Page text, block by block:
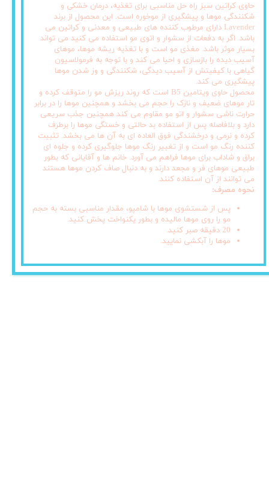
حاوی کراتین سبز راه حل مناسبی برای تغذیه، درمان خشکی و
شکنندگی موها و پیشگیری از موخوره است. این محصول از برند
Lavender دارای مرطوب کننده های طبیعی و معدنی و کراتین می
باشد. اگر به دفعات از سشوار و اتوی مو استفاده می کنید می تواند
بسیار موثر باشد. مغذی مو است و با تغذیه ریشه موها، موهای
آسیب دیده را بازسازی و احیا می کند و با توجه به فرمولاسیون
گیاهی با کیفیتش از آسیب دیدگی، شکنندگی و وز شدن موها
پیشگیری می کند.
محصول حاوی ویتامین B5 است که روند ریزش مو را متوقف کرده و
تار موهای ضعیف و نازک را حجم می بخشد و همچنین موها را در برابر
حرارت ناشی سشوار و اتو مو مقاوم می کند همچنین جذب سریعی
دارد و بلافاصله پس از استفاده بد حالتی و خستگی موها را برطرف
کرده و نرمی و درخشندگی فوق العاده ای به آن ها می بخشد. تثبیت
کننده رنگ مو است و از تغییر رنگ موها جلوگیری کرده و جلوه ای
براق و شاداب برای موها فراهم می آورد. خانم ها و آقایانی که بطور
طبیعی موهای فر و مجعد دارند و به دنبال صاف کردن موها هستند
می توانند از آن استفاده کنند.
نحوه مصرف:
پس از شستشوی موها با شامپو، مقدار مناسبی بسته به حجم
مو را روی موها مالیده و بطور یکنواخت پخش کنید.
20 دقیقه صبر کنید.
موها را آبکشی نمایید.